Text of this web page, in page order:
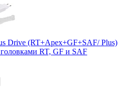
Drive (RT+Арех+GF+SAF/ Plus)
RT, GF и SAF